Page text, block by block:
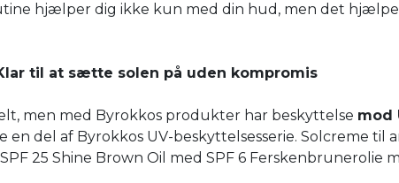
hjælper dig ikke kun med din hud, men det
til at sætte solen på uden kompromis
men med Byrokkos produkter har beskyttelse mod
en del af Byrokkos UV-beskyttelsesserie. Solcreme til
25 Shine Brown Oil med SPF 6 Ferskenbrunerolie